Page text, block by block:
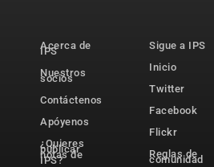
Acerca de
IPS
Nuestros
socios
Contáctenos
Apóyenos
¿Quieres
publicar
notas de
IPS?
Sigue a IPS
Inicio
Twitter
Facebook
Flickr
Reglas de
comunidad